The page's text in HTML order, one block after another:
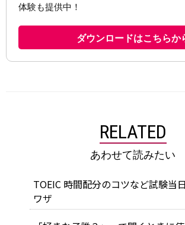
RELATED
あわせて読みたい
TOEIC 時間配分のコツなど試験当
ワザ